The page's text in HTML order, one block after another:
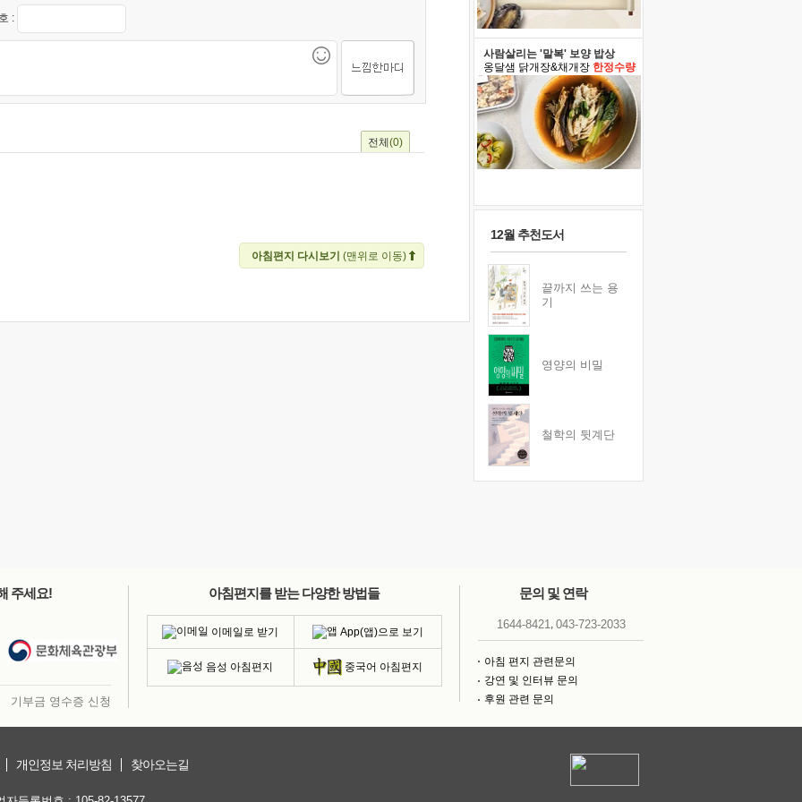
:
전체 (0)
아침편지 다시보기 (맨위로 이동)
사람살리는 '말복' 보양 밥상
옹달샘 닭개장&채개장 한정수량
12월 추천도서
끝까지 쓰는 용
기
영양의 비밀
철학의 뒷계단
주세요!
기부금 영수증 신청
아침편지를 받는 다양한 방법들
이메일로 받기 App(앱)으로 보기
음성 아침편지 중국어 아침편지
문의 및 연락
1644-8421, 043-723-2033
아침 편지 관련문의
강연 및 인터뷰 문의
후원 관련 문의
개인정보 처리방침 찾아오는길